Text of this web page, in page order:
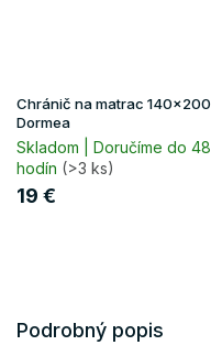
Chránič na matrac 140x200
Dormea
Skladom | Doručíme do 48
hodín (>3 ks)
19 €
Podrobný popis